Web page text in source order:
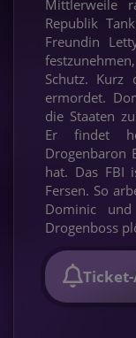
Mittlerweile
Republik
Freundin
Schutz.
ermordet.
die Staaten
Er findet
Drogenbaron
hat. Das FBI
Fersen. So
Dominic
Drogenboss